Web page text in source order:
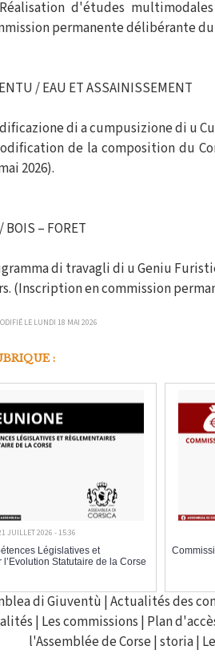
d'études
permanente délibérante du
/ EAU ET ASSAINISSEMENT
di a cumpusizione di u
de la composition du
2026).
BOIS – FORET
di travagli di u Geniu
(Inscription en commission
LE LUNDI 18 MAI 2026
:
JUILLET 2026 - 15:36
Législatives et
Statutaire de la Corse
di Giuventù |Actualités des
| Les commissions | Plan
l'Assemblée de Corse|storia|